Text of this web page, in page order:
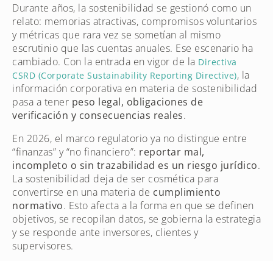
Durante años, la sostenibilidad se gestionó como un
relato: memorias atractivas, compromisos voluntarios
y métricas que rara vez se sometían al mismo
escrutinio que las cuentas anuales. Ese escenario ha
cambiado. Con la entrada en vigor de la Directiva
CSRD (Corporate Sustainability Reporting Directive), la
información corporativa en materia de sostenibilidad
pasa a tener peso legal, obligaciones de
verificación y consecuencias reales.
En 2026, el marco regulatorio ya no distingue entre
“finanzas” y “no financiero”: reportar mal,
incompleto o sin trazabilidad es un riesgo jurídico.
La sostenibilidad deja de ser cosmética para
convertirse en una materia de cumplimiento
normativo. Esto afecta a la forma en que se definen
objetivos, se recopilan datos, se gobierna la estrategia
y se responde ante inversores, clientes y
supervisores.